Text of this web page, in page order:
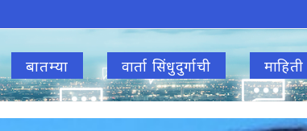
बातम्या वार्ता सिंधुदुर्गाची माहिती